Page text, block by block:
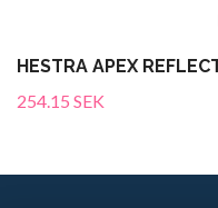
HESTRA APEX
254.15 SEK